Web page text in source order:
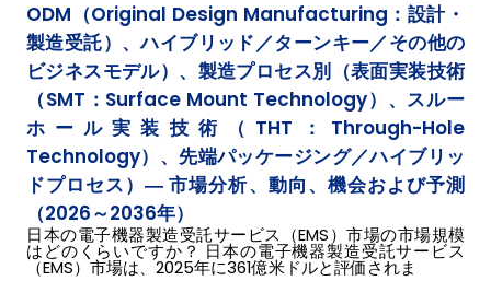
ODM（Original Design Manufacturing：設計・
製造受託）、ハイブリッド／ターンキー／その他の
ビジネスモデル）、製造プロセス別（表面実装技術
（SMT：Surface Mount Technology）、スルー
ホール実装技術（THT：Through-Hole
Technology）、先端パッケージング／ハイブリッ
ドプロセス）― 市場分析、動向、機会および予測
（2026～2036年）
日本の電子機器製造受託サービス（EMS）市場の市場規模
はどのくらいですか？ 日本の電子機器製造受託サービス
（EMS）市場は、2025年に361億米ドルと評価されま